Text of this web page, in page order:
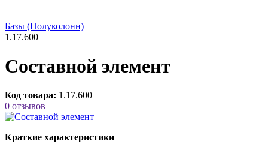
Базы (Полуколонн)
1.17.600
Составной элемент
Код товара: 1.17.600
0 отзывов
Краткие характеристики